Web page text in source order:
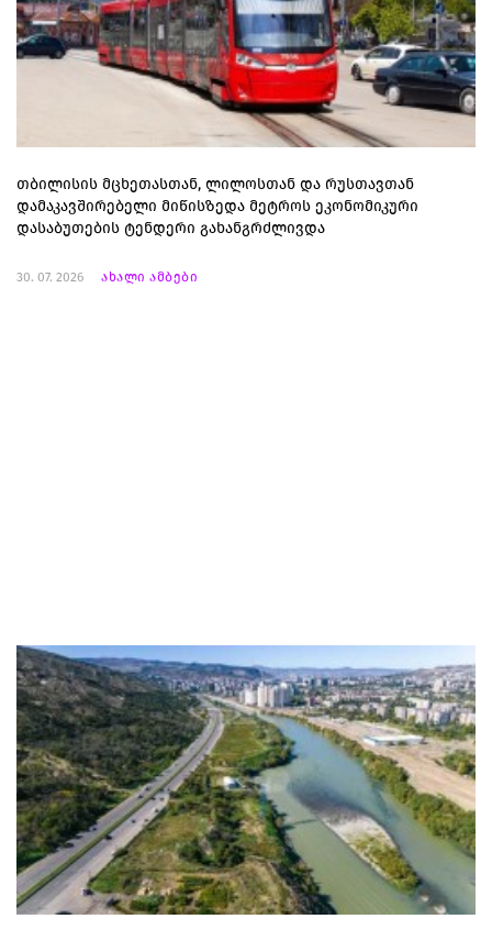
თბილისის მცხეთასთან, ლილოსთან და რუსთავთან
დამაკავშირებელი მიწისზედა მეტროს ეკონომიკური
დასაბუთების ტენდერი გახანგრძლივდა
30. 07. 2026 ახალი ამბები